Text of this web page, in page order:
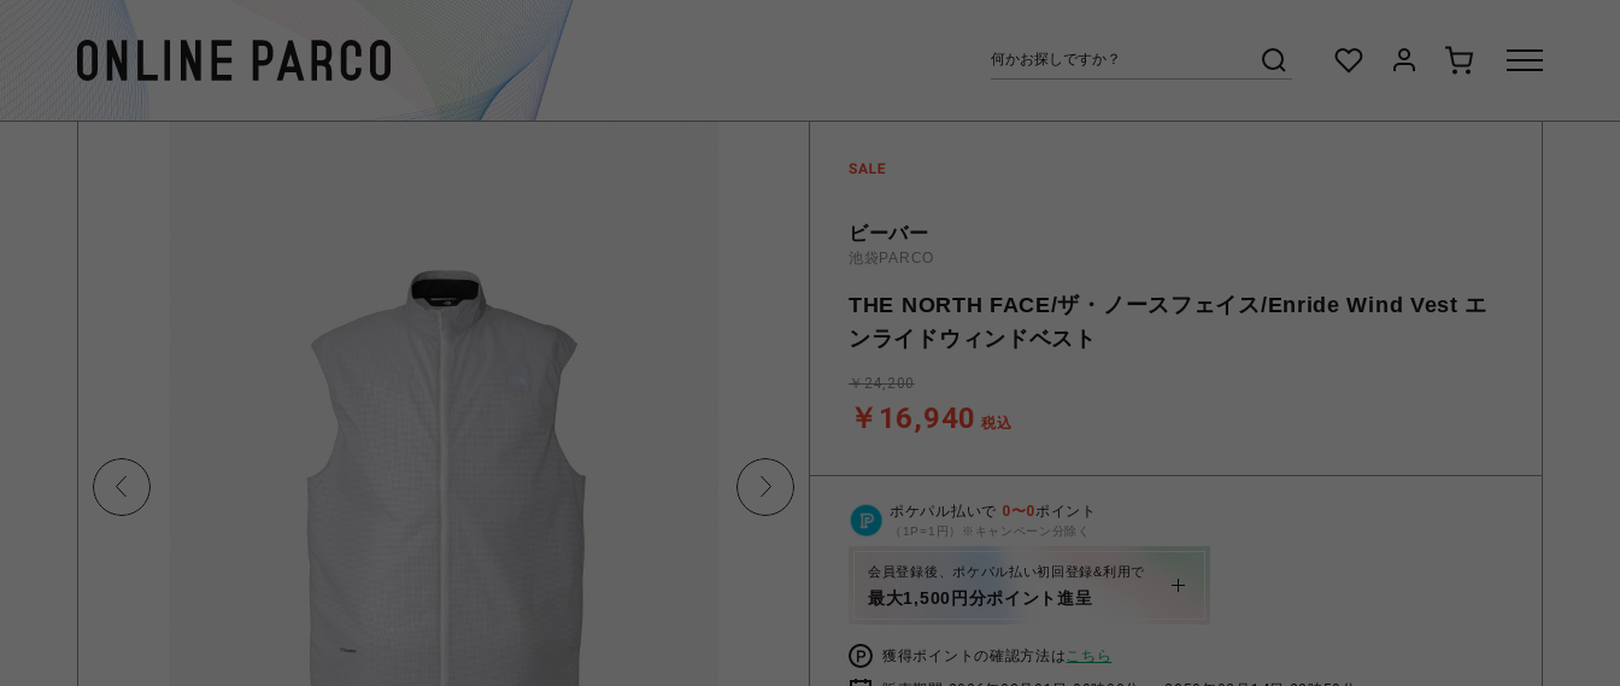
ビーバー
池袋PARCO
THE NORTH FACE/ザ・ノースフェイス/Enride Wind Vest エ
ンライドウィンドベスト
￥16,940 税込
￥24,200
ポケパル払いで 0〜0ポイント
（1P=1円）※キャンペーン分除く
会員登録後、ポケパル払い初回登録&利用で
最大1,500円分ポイント進呈
獲得ポイントの確認方法はこちら